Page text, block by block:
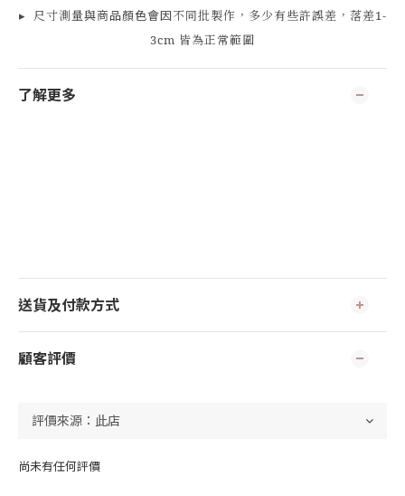
▸ 尺寸測量與商品顏色會因不同批製作，多少有些許誤差，落差1-
3cm 皆為正常範圍
了解更多
送貨及付款方式
顧客評價
尚未有任何評價